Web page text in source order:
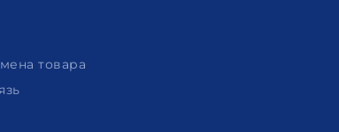
товара